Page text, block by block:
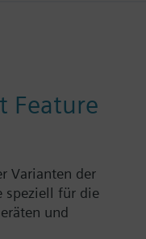
Feature
Varianten der
speziell für die
und